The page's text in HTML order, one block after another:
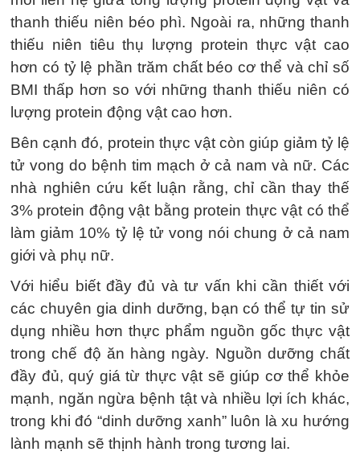
thanh thiếu niên béo phì. Ngoài ra, những thanh
thiếu niên tiêu thụ lượng protein thực vật cao
hơn có tỷ lệ phần trăm chất béo cơ thể và chỉ số
BMI thấp hơn so với những thanh thiếu niên có
lượng protein động vật cao hơn.
Bên cạnh đó, protein thực vật còn giúp giảm tỷ lệ
tử vong do bệnh tim mạch ở cả nam và nữ. Các
nhà nghiên cứu kết luận rằng, chỉ cần thay thế
3% protein động vật bằng protein thực vật có thể
làm giảm 10% tỷ lệ tử vong nói chung ở cả nam
giới và phụ nữ.
Với hiểu biết đầy đủ và tư vấn khi cần thiết với
các chuyên gia dinh dưỡng, bạn có thể tự tin sử
dụng nhiều hơn thực phẩm nguồn gốc thực vật
trong chế độ ăn hàng ngày. Nguồn dưỡng chất
đầy đủ, quý giá từ thực vật sẽ giúp cơ thể khỏe
mạnh, ngăn ngừa bệnh tật và nhiều lợi ích khác,
trong khi đó “dinh dưỡng xanh” luôn là xu hướng
lành mạnh sẽ thịnh hành trong tương lai.